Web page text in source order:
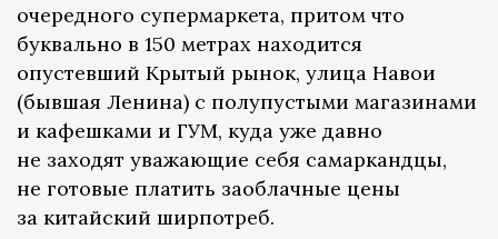
очередного супермаркета, притом что
буквально в 150 метрах находится
опустевший Крытый рынок, улица Навои
(бывшая Ленина) с полупустыми магазинами
и кафешками и ГУМ, куда уже давно
не заходят уважающие себя самаркандцы,
не готовые платить заоблачные цены
за китайский ширпотреб.